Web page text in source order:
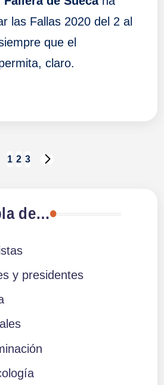
las Fallas 2020 del 2 al
que el
claro.
1 2 3
de…
y presidentes